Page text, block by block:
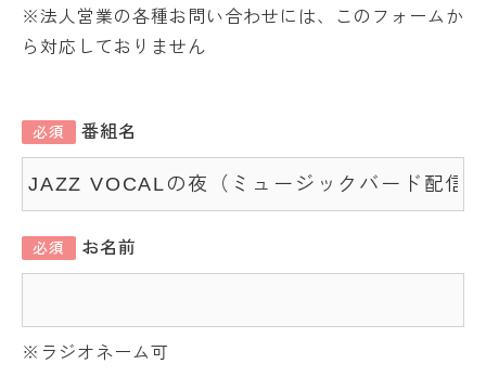
※法人営業の各種お問い合わせには、このフォームか
ら対応しておりません
必須 番組名
必須 お名前
※ラジオネーム可